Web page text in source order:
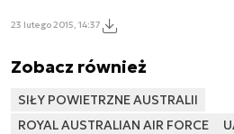
23 lutego 2015, 14:37
Zobacz również
SIŁY POWIETRZNE AUSTRALII
ROYAL AUSTRALIAN AIR FORCE